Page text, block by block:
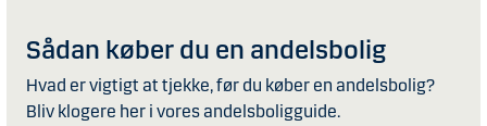
Sådan køber du en andelsbolig
Hvad er vigtigt at tjekke, før du køber en andelsbolig?
Bliv klogere her i vores andelsboligguide.